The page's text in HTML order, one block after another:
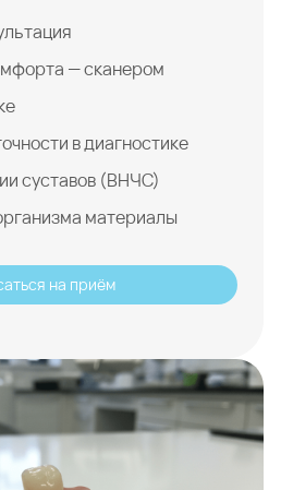
— сканером
в диагностике
суставов (ВНЧС)
материалы
на приём